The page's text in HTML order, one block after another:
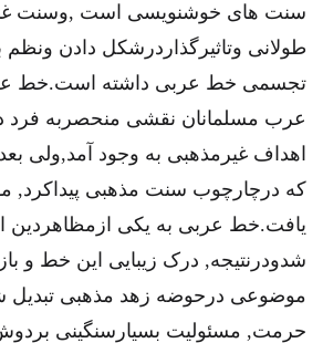
سنت های خوشنویسی است ,وسنت
طولانی وتاثیرگذاردرشکل دادن
تجسمی خط عربی داشته است.خط
عرب مسلمانان نقشی منحصربه فرد
اهداف غیرمذهبی به وجود آمد,ولی
که درچارچوب سنت مذهبی پیداکرد,
یافت.خط عربی به یکی ازمظاهردین
شدودرنتیجه, درک زیبایی این خط و
موضوعی درحوضه زهد مذهبی تبدیل
حرمت, مسئولیت بسیارسنگینی